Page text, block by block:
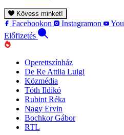
Kövess minket!
Facebookon Instagramon
Előfizetés
Operettszínház
De Re Attila Luigi
Közmédia
Tóth Ildikó
Rubint Réka
Nagy Ervin
Bochkor Gábor
RTL